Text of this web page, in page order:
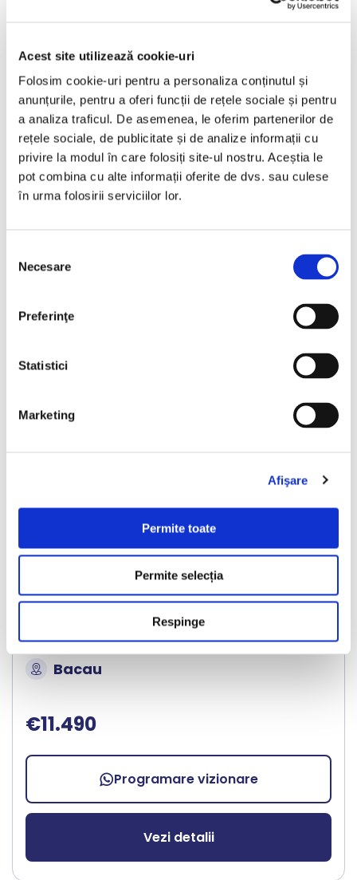
Acest site utilizează cookie-uri
Folosim cookie-uri pentru a personaliza conținutul și
anunțurile, pentru a oferi funcții de rețele sociale și pentru
a analiza traficul. De asemenea, le oferim partenerilor de
rețele sociale, de publicitate și de analize informații cu
privire la modul în care folosiți site-ul nostru. Aceștia le
pot combina cu alte informații oferite de dvs. sau culese
în urma folosirii serviciilor lor.
consimțământului
Necesare
Preferinţe
Statistici
Marketing
Afişare
Permite toate
Permite selecția
Respinge
€8.990
Programare vizionare
LIVRARE LA TINE ACASA
Volkswagen Golf
Hibrid Plug-in
Automata
Bacau
€11.490
Programare vizionare
Vezi detalii